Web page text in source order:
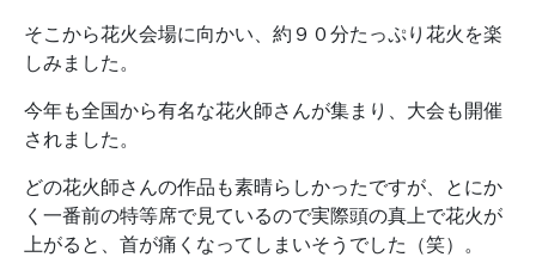
そこから花火会場に向かい、約９０分たっぷり花火を楽
しみました。
今年も全国から有名な花火師さんが集まり、大会も開催
されました。
どの花火師さんの作品も素晴らしかったですが、とにか
く一番前の特等席で見ているので実際頭の真上で花火が
上がると、首が痛くなってしまいそうでした（笑）。